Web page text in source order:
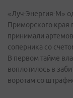
«Луч-Энергия-М»
Приморского края
принимали
соперника со
В первом тайме
воплотилось в
воротам со